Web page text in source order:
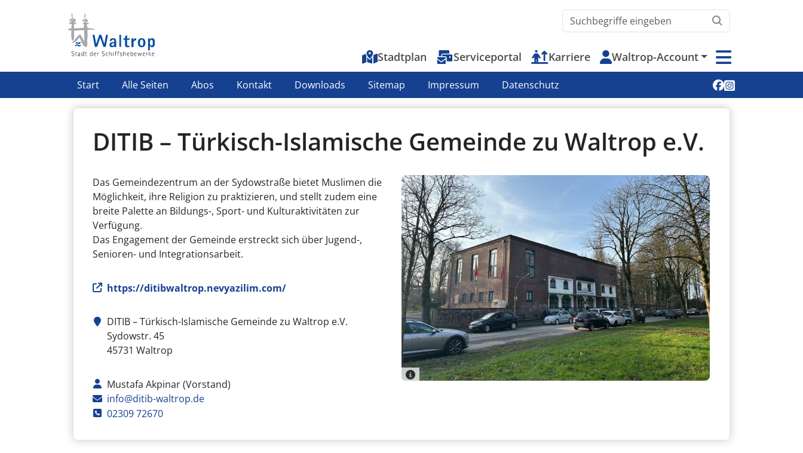
Waltrop.de durchsuchen
Top-Menu
Stadtplan Serviceportal Karriere Waltrop-Account
Highlight Menü
Start Alle Seiten Abos Kontakt Downloads Sitemap Impressum Datenschutz Soziale Medien
DITIB – Türkisch-Islamische Gemeinde zu Waltrop e.V.
Das Gemeindezentrum an der Sydowstraße bietet Muslimen die
Möglichkeit, ihre Religion zu praktizieren, und stellt zudem eine
breite Palette an Bildungs-, Sport- und Kulturaktivitäten zur
Verfügung.
Das Engagement der Gemeinde erstreckt sich über Jugend-,
Senioren- und Integrationsarbeit.
Webseite
https://ditibwaltrop.nevyazilim.com/
DITIB – Türkisch-Islamische Gemeinde zu Waltrop e.V.
Adresse
Sydowstr. 45
45731 Waltrop
Kontaktperson
Mustafa Akpinar (Vorstand)
E-Mailinfo@ditib-waltrop.de
Telefon
02309 72670